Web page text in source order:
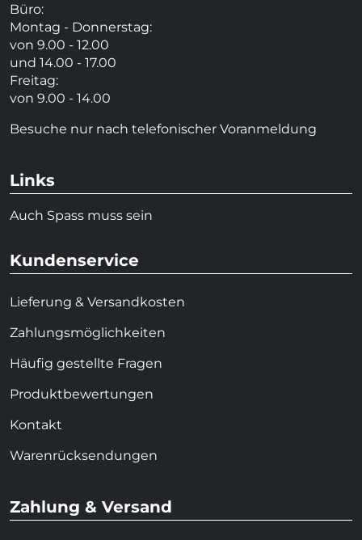
Büro:
Montag - Donnerstag:
von 9.00 - 12.00
und 14.00 - 17.00
Freitag:
von 9.00 - 14.00
Besuche nur nach telefonischer Voranmeldung
Links
Auch Spass muss sein
Kundenservice
Lieferung & Versandkosten
Zahlungsmöglichkeiten
Häufig gestellte Fragen
Produktbewertungen
Kontakt
Warenrücksendungen
Zahlung & Versand